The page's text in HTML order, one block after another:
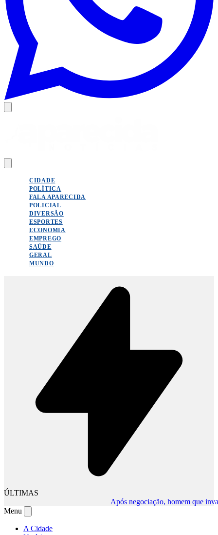
CIDADE
POLÍTICA
FALA APARECIDA
POLICIAL
DIVERSÃO
ESPORTES
ECONOMIA
EMPREGO
SAÚDE
GERAL
MUNDO
ÚLTIMAS
Após negociação, homem que
Menu
A Cidade